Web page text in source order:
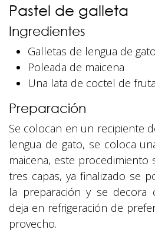
Pastel de galleta
Ingredientes
Galletas de lengua de
Poleada de maicena
Una lata de coctel de
Preparación
Se colocan en un recipiente
lengua de gato, se coloca
maicena, este procedimiento
tres capas, ya finalizado se
la preparación y se decora
deja en refrigeración de
provecho.